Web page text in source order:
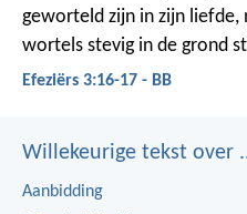
geworteld zijn in zijn liefde,
wortels stevig in de grond
Efeziërs 3:16-17 - BB
Willekeurige tekst over
Aanbidding